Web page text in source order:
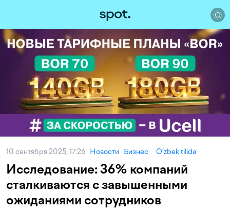
10 сентября 2025, 17:26 Новости Бизнес O‘zbek tilida
Исследование: 36% компаний
сталкиваются с завышенными
ожиданиями сотрудников